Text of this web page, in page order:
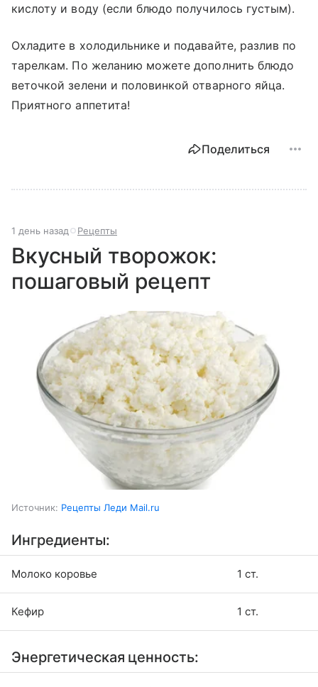
кислоту и воду (если блюдо получилось густым).
Охладите в холодильнике и подавайте, разлив по
тарелкам. По желанию можете дополнить блюдо
веточкой зелени и половинкой отварного яйца.
Приятного аппетита!
Поделиться
1 день назад Рецепты
Вкусный творожок:
пошаговый рецепт
Источник: Рецепты Леди Mail.ru
Ингредиенты:
Молоко коровье 1 ст.
Кефир 1 ст.
Энергетическая ценность: